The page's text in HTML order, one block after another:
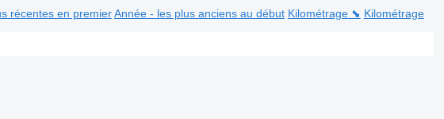
récentes en premier Année - les plus anciens au début Kilométrage ⬊ Kilométrage